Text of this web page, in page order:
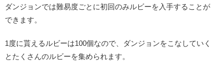
ダンジョンでは難易度ごとに初回のみルビーを入手することが
できます。
1度に貰えるルビーは100個なので、ダンジョンをこなしていく
とたくさんのルビーを集められます。